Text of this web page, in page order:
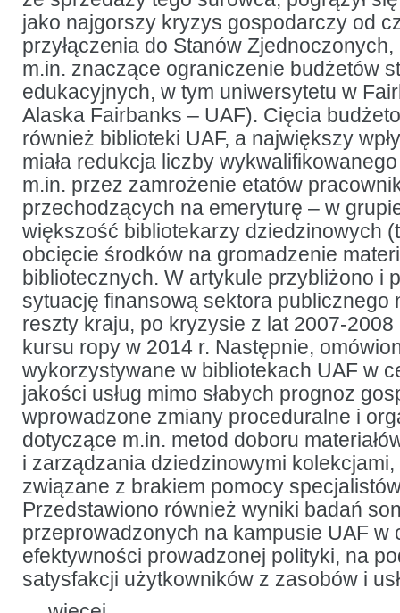
Alaskańskiego
jako najgorszy kryzys gospodarczy od
przyłączenia do Stanów
m.in. znaczące ograniczenie budżetów
edukacyjnych, w tym uniwersytetu w
Alaska Fairbanks – UAF). Cięcia
również biblioteki UAF, a największy
miała redukcja liczby
m.in. przez zamrożenie etatów
przechodzących na emeryturę – w
większość bibliotekarzy dziedzinowych
obcięcie środków na gromadzenie
bibliotecznych. W artykule przybliżono i
sytuację finansową sektora publicznego
reszty kraju, po kryzysie z lat 2007-
kursu ropy w 2014 r. Następnie,
wykorzystywane w bibliotekach UAF w
jakości usług mimo słabych prognoz
wprowadzone zmiany proceduralne i
dotyczące m.in. metod doboru
i zarządzania dziedzinowymi
związane z brakiem pomocy
Przedstawiono również wyniki badań
przeprowadzonych na kampusie UAF w
efektywności prowadzonej polityki, na
satysfakcji użytkowników z zasobów i